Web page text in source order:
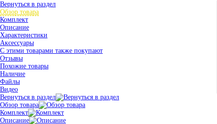
Вернуться в раздел
Обзор товара
Комплект
Описание
Характеристики
Аксессуары
С этими товарами также покупают
Отзывы
Похожие товары
Наличие
Файлы
Видео
Вернуться в раздел
Обзор товара
Комплект
Описание